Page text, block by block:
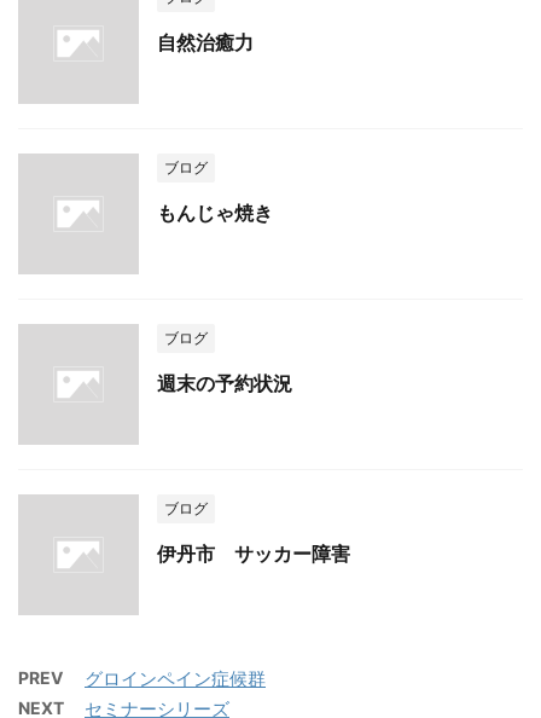
自然治癒力
ブログ
もんじゃ焼き
ブログ
週末の予約状況
ブログ
伊丹市 サッカー障害
PREV グロインペイン症候群
NEXT セミナーシリーズ